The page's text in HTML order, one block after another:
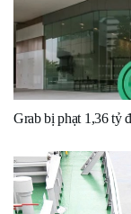
Grab bị phạt 1,36 tỷ